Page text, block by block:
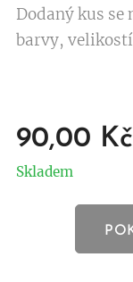
Dodaný kus
barvy,
90,00 Kč
Skladem